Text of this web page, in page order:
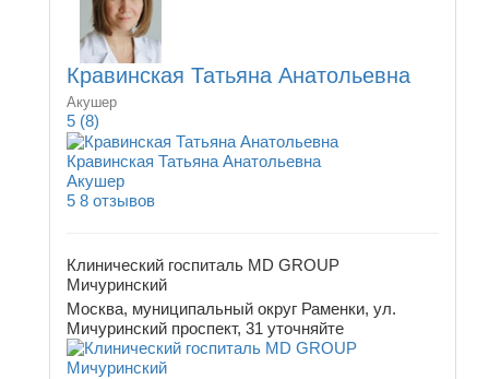
Кравинская Татьяна Анатольевна
Акушер
5 (8)
Кравинская Татьяна Анатольевна
Акушер
5 8 отзывов
Клинический госпиталь MD GROUP
Мичуринский
Москва, муниципальный округ Раменки, ул.
Мичуринский проспект, 31 уточняйте